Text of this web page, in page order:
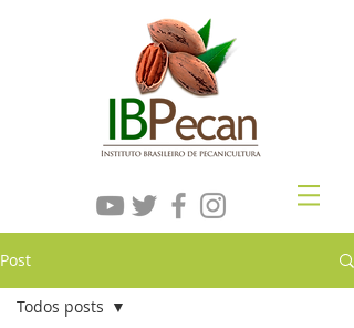
Post
Todos posts